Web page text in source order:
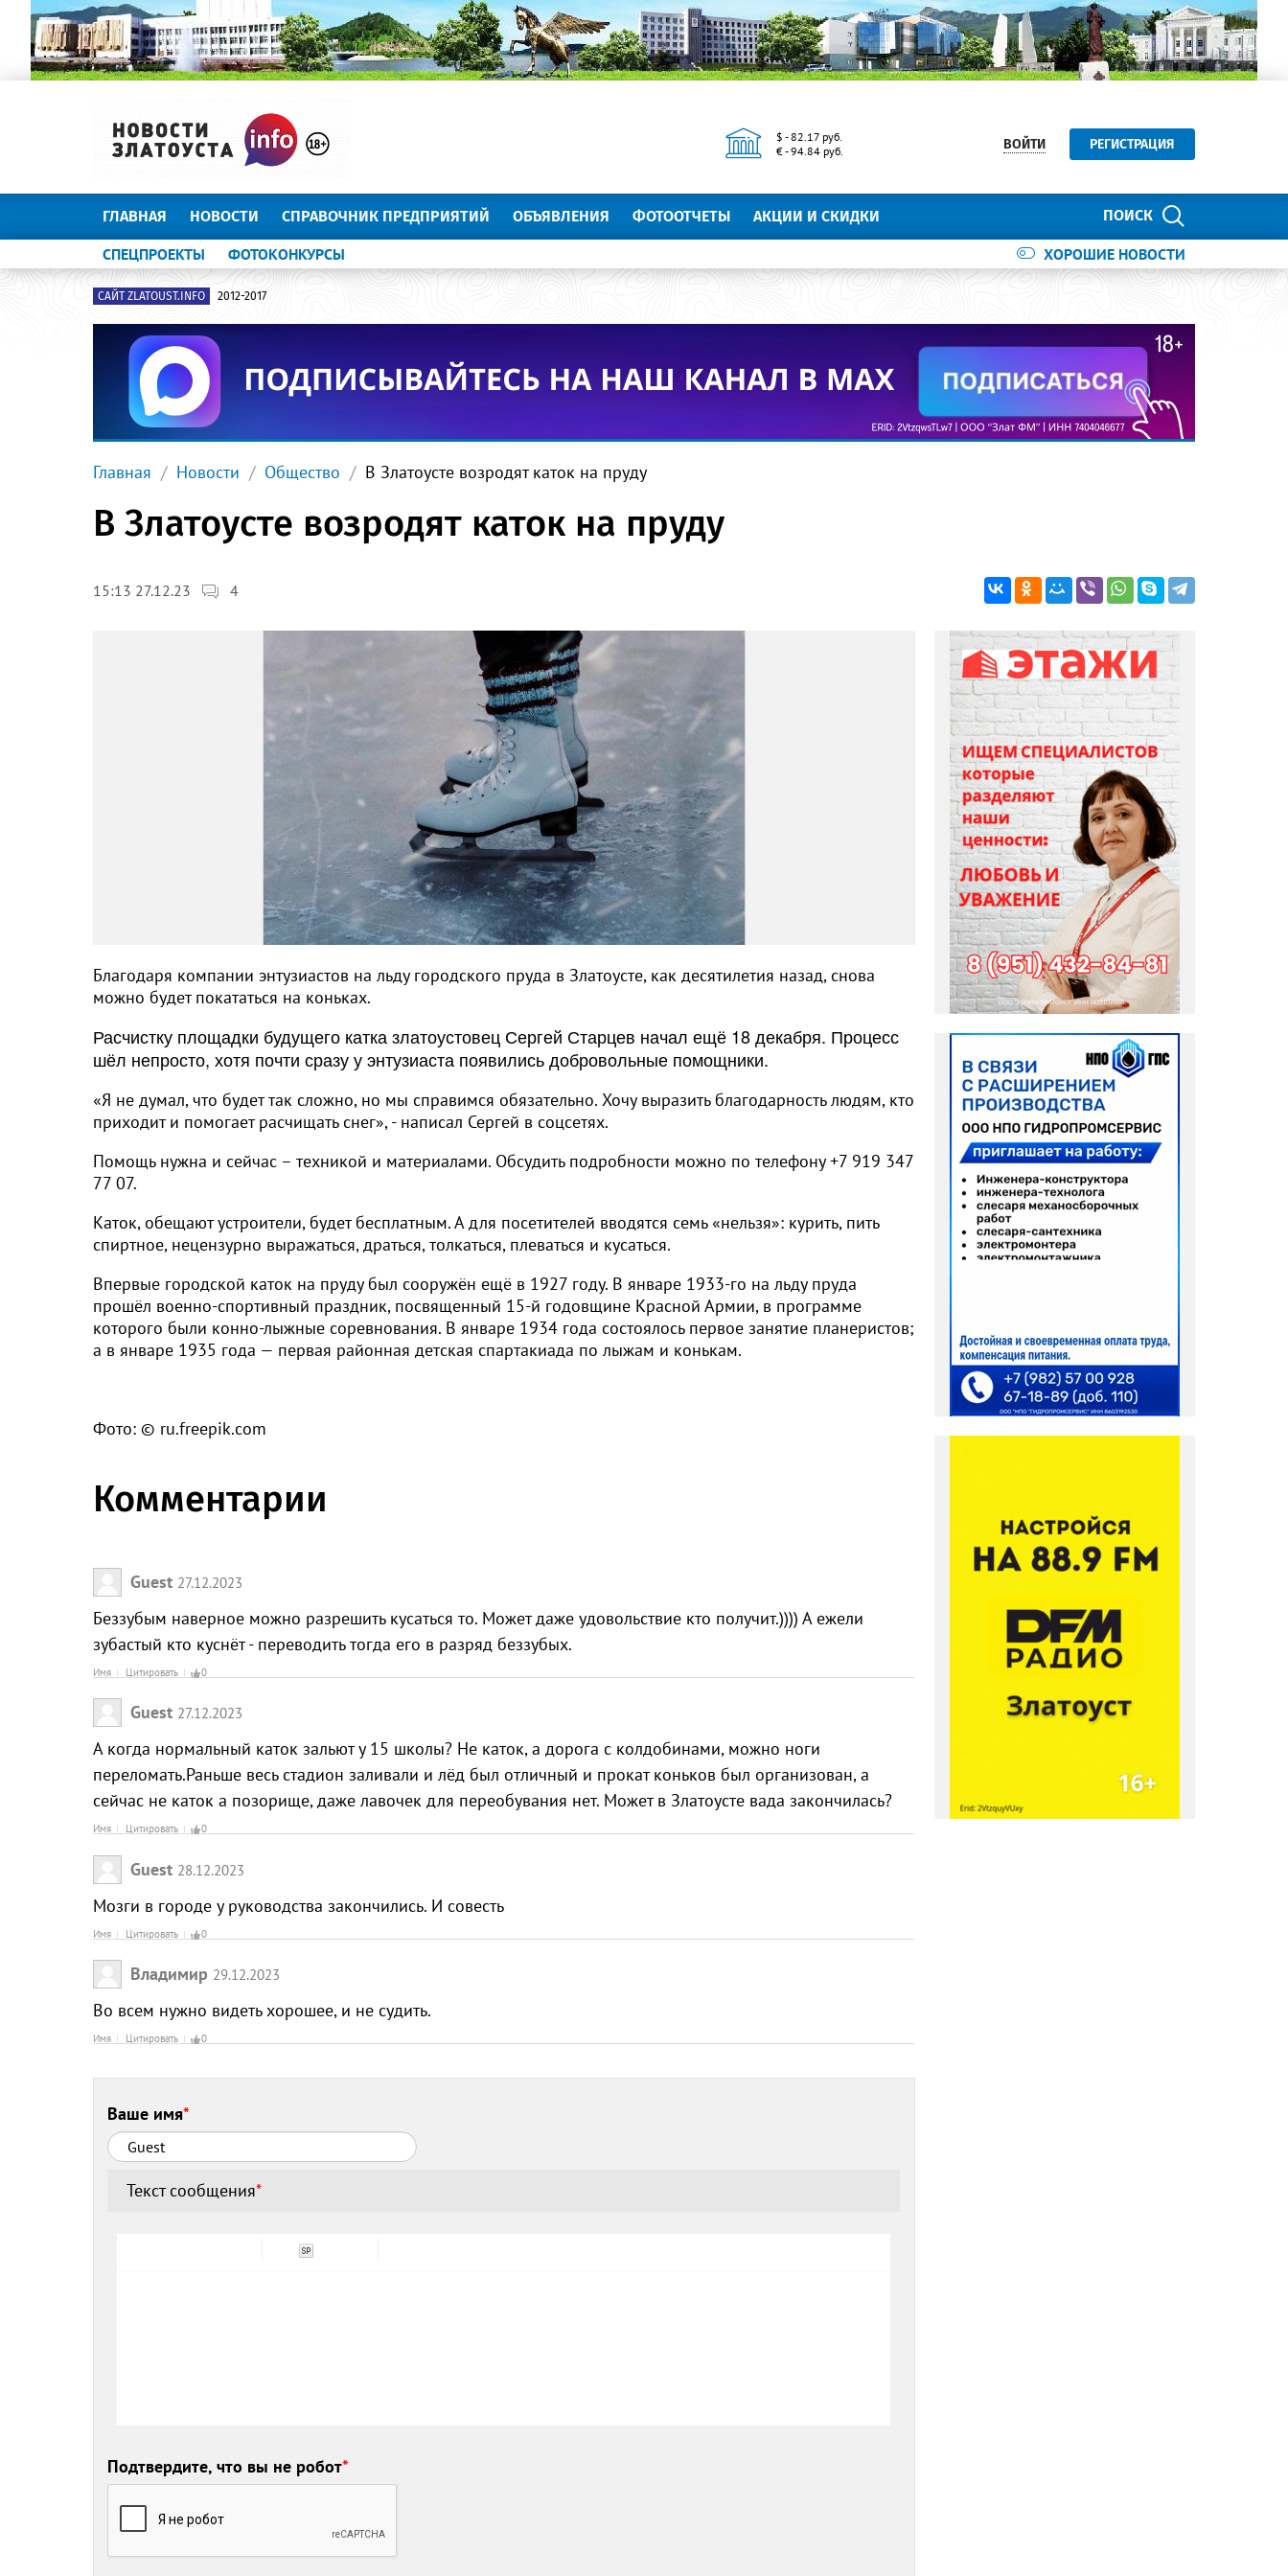
$ - 82.17 руб.
€ - 94.84 руб.
ВОЙТИ РЕГИСТРАЦИЯ
ПОИСК
ГЛАВНАЯ НОВОСТИ СПРАВОЧНИК ПРЕДПРИЯТИЙ ОБЪЯВЛЕНИЯ ФОТООТЧЕТЫ АКЦИИ И СКИДКИ
ХОРОШИЕ НОВОСТИ
СПЕЦПРОЕКТЫ ФОТОКОНКУРСЫ
САЙТ ZLATOUST.INFO 2012-2017
Главная Новости Общество В Златоусте возродят каток на пруду
В Златоусте возродят каток на пруду
15:13 27.12.23 4
Благодаря компании энтузиастов на льду городского пруда в Златоусте, как десятилетия назад, снова
можно будет покататься на коньках.
Расчистку площадки будущего катка златоустовец Сергей Старцев начал ещё 18 декабря. Процесс
шёл непросто, хотя почти сразу у энтузиаста появились добровольные помощники.
«Я не думал, что будет так сложно, но мы справимся обязательно. Хочу выразить благодарность людям, кто
приходит и помогает расчищать снег», - написал Сергей в соцсетях.
Помощь нужна и сейчас – техникой и материалами. Обсудить подробности можно по телефону +7 919 347
77 07.
Каток, обещают устроители, будет бесплатным. А для посетителей вводятся семь «нельзя»: курить, пить
спиртное, нецензурно выражаться, драться, толкаться, плеваться и кусаться.
Впервые городской каток на пруду был сооружён ещё в 1927 году. В январе 1933-го на льду пруда
прошёл военно-спортивный праздник, посвященный 15-й годовщине Красной Армии, в программе
которого были конно-лыжные соревнования. В январе 1934 года состоялось первое занятие планеристов;
а в январе 1935 года — первая районная детская спартакиада по лыжам и конькам.
Фото: © ru.freepik.com
Комментарии
Guest 27.12.2023
Беззубым наверное можно разрешить кусаться то. Может даже удовольствие кто получит.)))) А ежели
зубастый кто куснёт - переводить тогда его в разряд беззубых.
Имя Цитировать 0
Guest 27.12.2023
А когда нормальный каток зальют у 15 школы? Не каток, а дорога с колдобинами, можно ноги
переломать.Раньше весь стадион заливали и лёд был отличный и прокат коньков был организован, а
сейчас не каток а позорище, даже лавочек для переобувания нет. Может в Златоусте вада закончилась?
Имя Цитировать 0
Guest 28.12.2023
Мозги в городе у руководства закончились. И совесть
Имя Цитировать 0
Владимир 29.12.2023
Во всем нужно видеть хорошее, и не судить.
Имя Цитировать 0
Ваше имя*
Текст сообщения*
Подтвердите, что вы не робот*